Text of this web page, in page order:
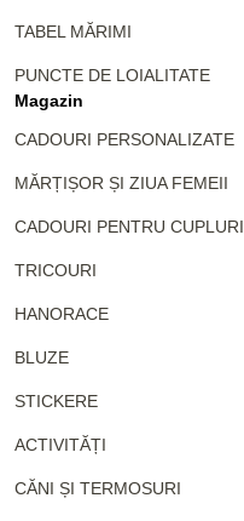
TABEL MĂRIMI
PUNCTE DE LOIALITATE
Magazin
CADOURI PERSONALIZATE
MĂRȚIȘOR ȘI ZIUA FEMEII
CADOURI PENTRU CUPLURI
TRICOURI
HANORACE
BLUZE
STICKERE
ACTIVITĂȚI
CĂNI ȘI TERMOSURI